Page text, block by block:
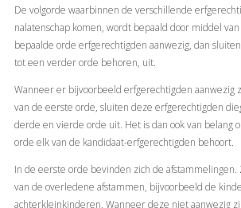
De volgorde waarbinnen de verschillende
nalatenschap komen, wordt bepaald door middel
bepaalde orde erfgerechtigden aanwezig, dan
tot een verder orde behoren, uit.
Wanneer er bijvoorbeeld erfgerechtigden aanwezig
van de eerste orde, sluiten deze erfgerechtigden
derde en vierde orde uit. Het is dan ook van belang
orde elk van de kandidaat-erfgerechtigden behoort.
In de eerste orde bevinden zich de
van de overledene afstammen, bijvoorbeeld de
achterkleinkinderen. Wanneer deze niet aanwezig